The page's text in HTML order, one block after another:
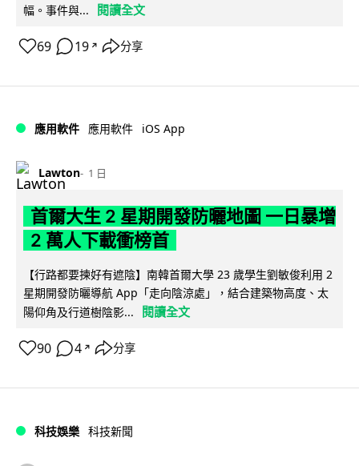
幅。事件與...
閱讀全文
69 19 ↗ 分享
應用軟件 應用軟件 iOS App
Lawton 1 日
首爾大生 2 星期開發防曬地圖 一日暴增
2 萬人下載衝榜首
【行路都要揀好有遮陰】南韓首爾大學 23 歲學生劉敏俊利用 2
星期開發防曬導航 App「走向陰涼處」，結合建築物高度、太
陽仰角及行道樹陰影...
閱讀全文
90 4 ↗ 分享
科技娛樂 科技新聞